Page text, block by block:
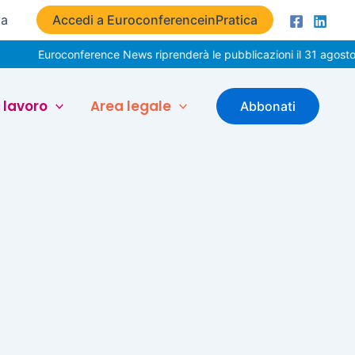
Accedi a EuroconferenceinPratica
Euroconference News riprenderà le pubblicazioni il 31 agosto.
lavoro Area legale Abbonati